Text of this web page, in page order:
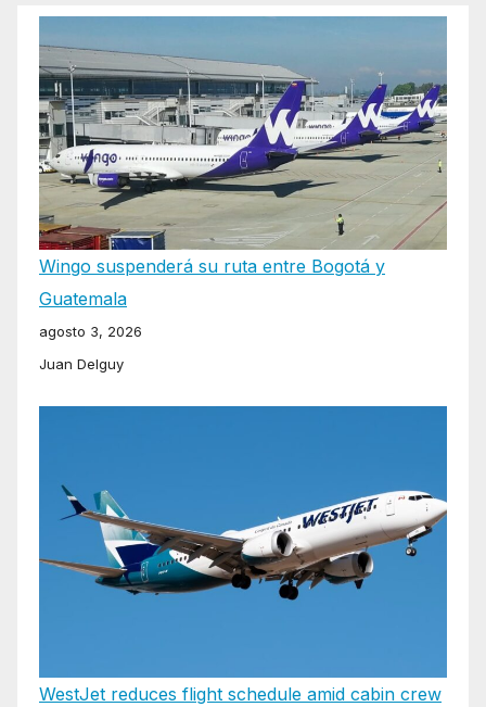
Wingo suspenderá su ruta entre Bogotá y
Guatemala
agosto 3, 2026
Juan Delguy
WestJet reduces flight schedule amid cabin crew